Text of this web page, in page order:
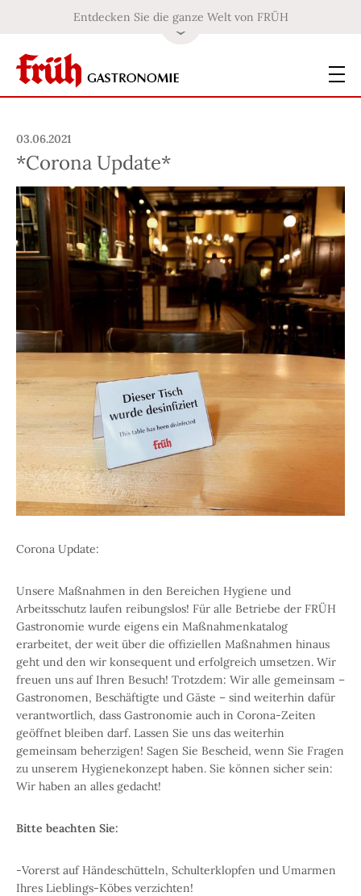
Entdecken Sie die ganze Welt von FRÜH
03.06.2021
*Corona Update*
Corona Update:
Unsere Maßnahmen in den Bereichen Hygiene und
Arbeitsschutz laufen reibungslos! Für alle Betriebe der FRÜH
Gastronomie wurde eigens ein Maßnahmenkatalog
erarbeitet, der weit über die offiziellen Maßnahmen hinaus
geht und den wir konsequent und erfolgreich umsetzen. Wir
freuen uns auf Ihren Besuch! Trotzdem: Wir alle gemeinsam –
Gastronomen, Beschäftigte und Gäste – sind weiterhin dafür
verantwortlich, dass Gastronomie auch in Corona-Zeiten
geöffnet bleiben darf. Lassen Sie uns das weiterhin
gemeinsam beherzigen! Sagen Sie Bescheid, wenn Sie Fragen
zu unserem Hygienekonzept haben. Sie können sicher sein:
Wir haben an alles gedacht!
Bitte beachten Sie:
-Vorerst auf Händeschütteln, Schulterklopfen und Umarmen
Ihres Lieblings-Köbes verzichten!